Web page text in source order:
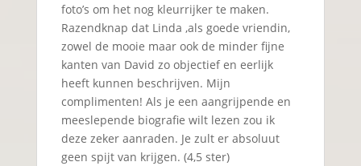
foto’s om het nog kleurrijker te maken.
Razendknap dat Linda ,als goede vriendin,
zowel de mooie maar ook de minder fijne
kanten van David zo objectief en eerlijk
heeft kunnen beschrijven. Mijn
complimenten! Als je een aangrijpende en
meeslepende biografie wilt lezen zou ik
deze zeker aanraden. Je zult er absoluut
geen spijt van krijgen. (4,5 ster)